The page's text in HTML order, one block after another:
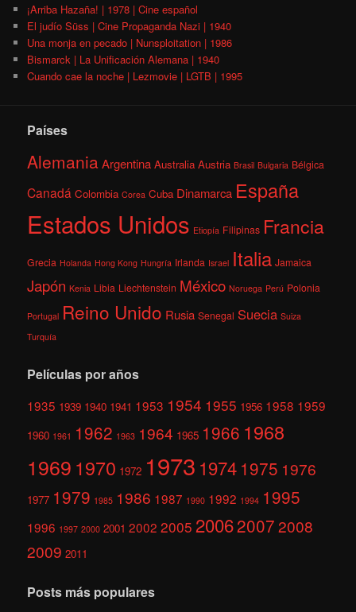
¡Arriba Hazaña! | 1978 | Cine español
El judío Süss | Cine Propaganda Nazi | 1940
Una monja en pecado | Nunsploitation | 1986
Bismarck | La Unificación Alemana | 1940
Cuando cae la noche | Lezmovie | LGTB | 1995
Países
AlemaniaArgentina Australia Austria Brasil Bulgaria Bélgica
Canadá Colombia Corea Cuba Dinamarca España
Estados Unidos Etiopía Filipinas Francia
Grecia Holanda Hong Kong Hungría Irlanda Israel Italia Jamaica
Japón Kenia Libia Liechtenstein México Noruega Perú Polonia
Portugal Reino Unido Rusia Senegal Suecia Suiza
Turquía
Películas por años
1935 1939 1940 1941 1953 1954 1955 1956 1958 1959
1960 1961 1962 1963 1964 1965 1966 1968
1969 1970 1972 1973 1974 1975 1976
1977 1979 1985 1986 1987 1990 1992 1994 1995
1996 1997 2000 2001 2002 2005 200620072008
2009 2011
Posts más populares